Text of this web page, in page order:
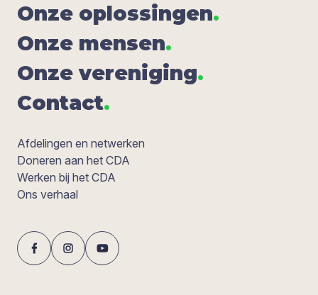
Onze oplos­sin­gen.
Onze men­sen.
Onze ver­e­ni­ging.
Con­tact.
Afdelingen en netwerken
Doneren aan het CDA
Werken bij het CDA
Ons verhaal